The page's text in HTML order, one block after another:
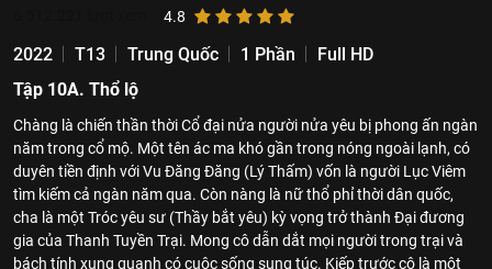
4.8
2022 T13 Trung Quốc 1 Phần
Full HD
Tập 10A. Thổ lộ
Chàng là chiến thần thời Cổ đại nửa người nửa yêu bị phong ấn ngàn
năm trong cổ mộ. Một tên ác ma khó gần trong nóng ngoài lạnh, có
duyên tiền định với Vu Đăng Đăng (Lý Thấm) vốn là người Lục Viêm
tìm kiếm cả ngàn năm qua. Còn nàng là nữ thổ phỉ thời dân quốc,
cha là một Tróc yêu sư (Thầy bắt yêu) kỳ vọng trở thành Đại đương
gia của Thanh Tuyền Trại. Mong cô dẫn dắt mọi người trong trại và
bách tính xung quanh có cuộc sống sung túc. Kiếp trước cô là một